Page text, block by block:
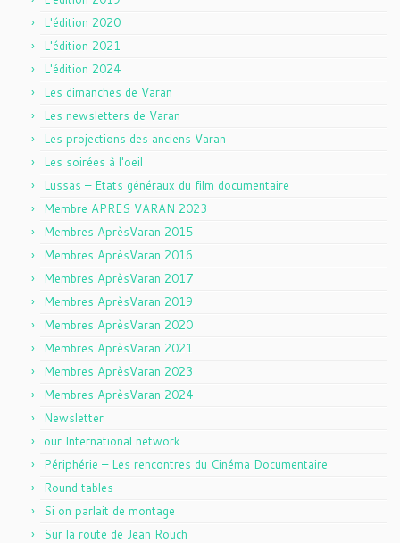
L'édition 2020
L'édition 2021
L'édition 2024
Les dimanches de Varan
Les newsletters de Varan
Les projections des anciens Varan
Les soirées à l'oeil
Lussas – Etats généraux du film documentaire
Membre APRES VARAN 2023
Membres AprèsVaran 2015
Membres AprèsVaran 2016
Membres AprèsVaran 2017
Membres AprèsVaran 2019
Membres AprèsVaran 2020
Membres AprèsVaran 2021
Membres AprèsVaran 2023
Membres AprèsVaran 2024
Newsletter
our International network
Périphérie – Les rencontres du Cinéma Documentaire
Round tables
Si on parlait de montage
Sur la route de Jean Rouch